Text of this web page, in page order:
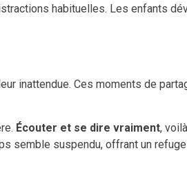
habituelles. Les enfants
inattendue. Ces moments de
Écouter et se dire vraiment,
semble suspendu, offrant un